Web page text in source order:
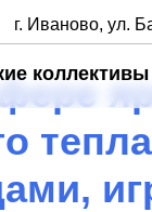
коллективы
г. Иваново, ул.